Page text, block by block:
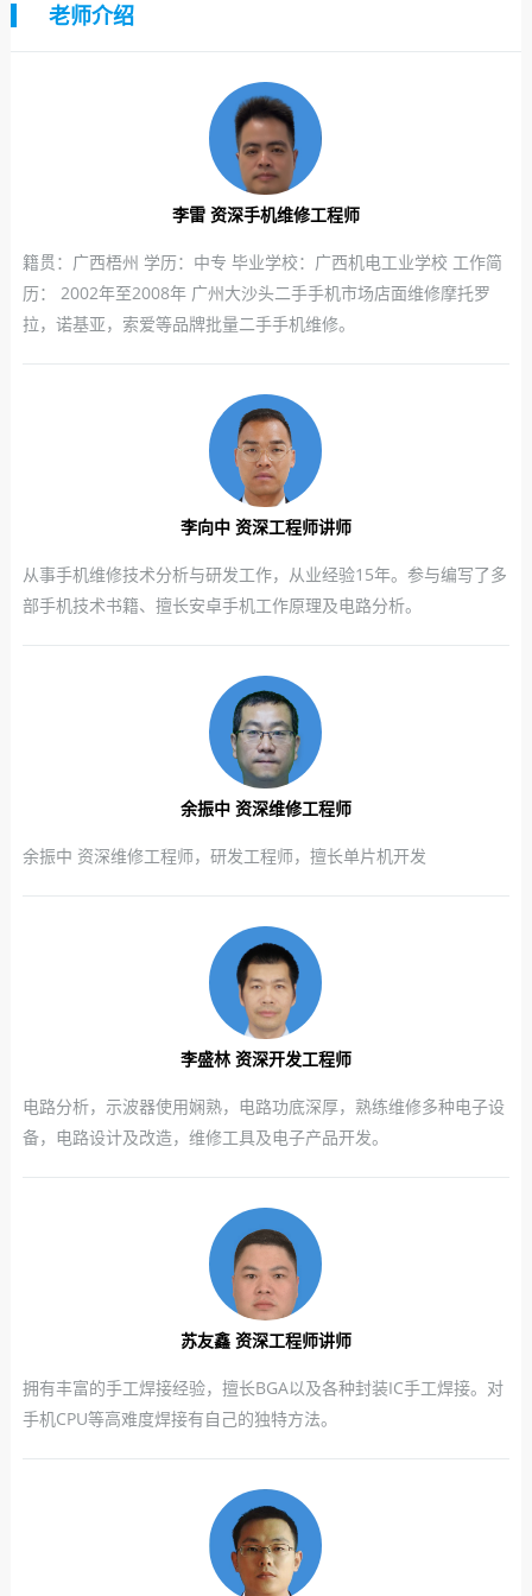
老师介绍
李雷 资深手机维修工程师
籍贯：广西梧州 学历：中专 毕业学校：广西机电工业学校 工作简
历： 2002年至2008年 广州大沙头二手手机市场店面维修摩托罗
拉，诺基亚，索爱等品牌批量二手手机维修。
李向中 资深工程师讲师
从事手机维修技术分析与研发工作，从业经验15年。参与编写了多
部手机技术书籍、擅长安卓手机工作原理及电路分析。
余振中 资深维修工程师
余振中 资深维修工程师，研发工程师，擅长单片机开发
李盛林 资深开发工程师
电路分析，示波器使用娴熟，电路功底深厚，熟练维修多种电子设
备，电路设计及改造，维修工具及电子产品开发。
苏友鑫 资深工程师讲师
拥有丰富的手工焊接经验，擅长BGA以及各种封装IC手工焊接。对
手机CPU等高难度焊接有自己的独特方法。